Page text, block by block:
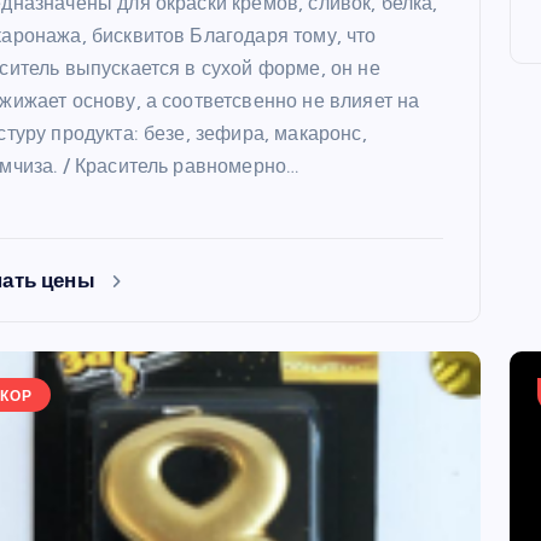
форма
Силиконовая форма для
выпечки 9 ячеек, рифленые
кексики
бисквитов Благодаря тому, что
выпускается в сухой форме, он не
основу, а соответсвенно не влияет на
продукта: безе, зефира, макаронс,
/ Краситель равномерно…
цены